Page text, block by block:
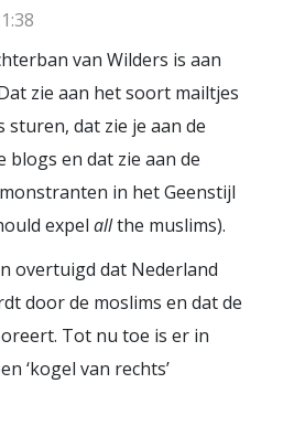
van Wilders is aan
zie aan het soort mailtjes
sturen, dat zie je aan de
blogs en dat zie aan de
in het Geenstijl
expel allthe muslims).
overtuigd dat Nederland
door de moslims en dat de
Tot nu toe is er in
‘kogel van rechts’